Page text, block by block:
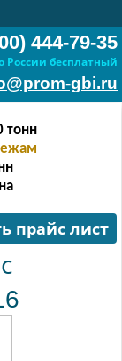
444-79-35
России бесплатный
gbi.ru
тонн
прайс лист